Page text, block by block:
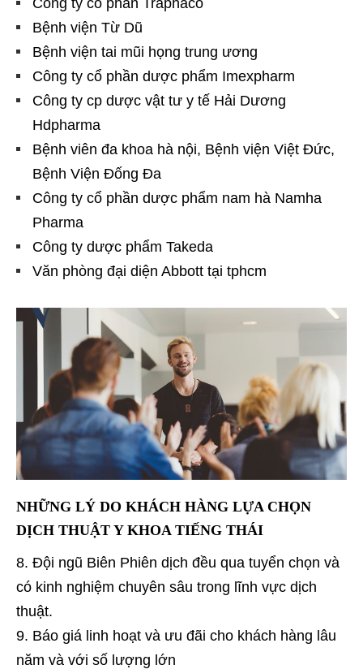
Bệnh viện Từ Dũ
Bệnh viện tai mũi họng trung ương
Công ty cổ phần dược phẩm Imexpharm
Công ty cp dược vật tư y tế Hải Dương
Hdpharma
Bệnh viên đa khoa hà nội, Bệnh viện Việt Đức,
Bệnh Viện Đống Đa
Công ty cổ phần dược phẩm nam hà Namha
Pharma
Công ty dược phẩm Takeda
Văn phòng đại diện Abbott tại tphcm
NHỮNG LÝ DO KHÁCH HÀNG LỰA CHỌN
DỊCH THUẬT Y KHOA TIẾNG THÁI
Đội ngũ Biên Phiên dịch đều qua tuyển chọn và
có kinh nghiệm chuyên sâu trong lĩnh vực dịch
thuật.
Báo giá linh hoạt và ưu đãi cho khách hàng lâu
năm và với số lượng lớn